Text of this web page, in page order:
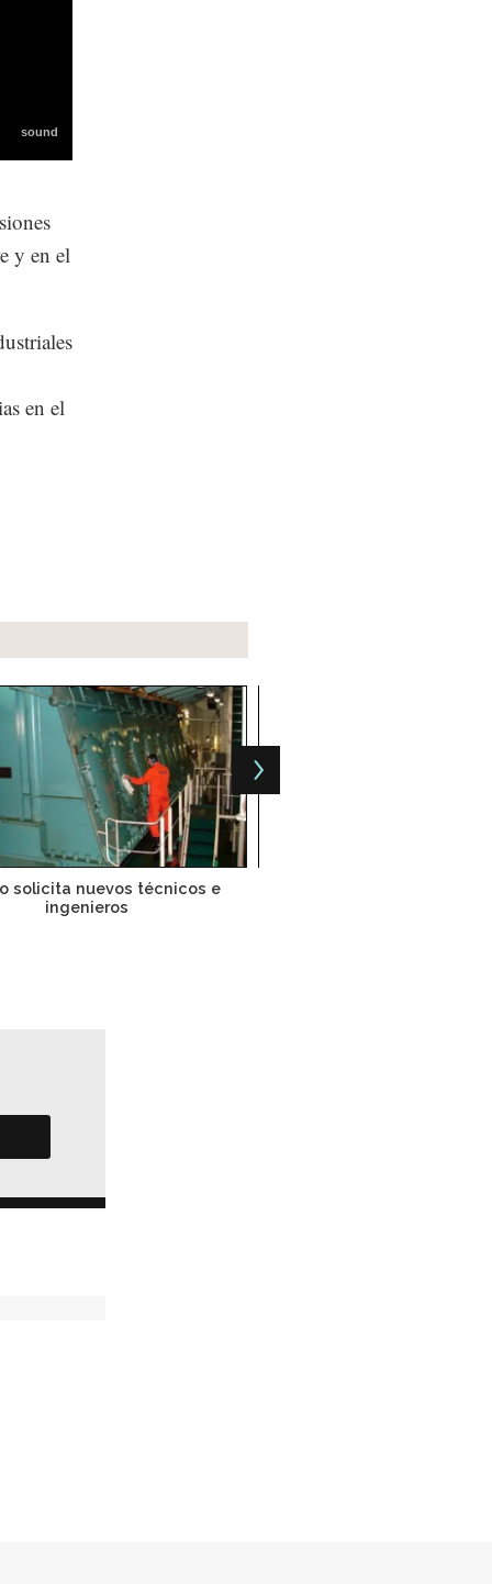
y en el
en el
solicita nuevos técnicos e
ingenieros